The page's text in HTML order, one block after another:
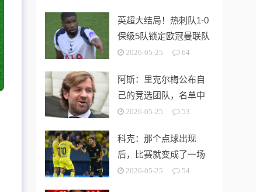
英超大结局！热刺队1-0
保级5队锁定欧冠曼联队
第3切尔西无缘欧战
2026-05-25 64
阿斯：里克尔梅公布自
己的竞选团队，名单中
包括多名企业家
2026-05-25 53
科克：那个点球出现
后，比赛就变成了一场
灾难
2026-05-25 54